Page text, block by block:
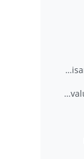
Lucisano, Pensieri sull'educazione
Responsabilità sociale, valutazione e ricerca educativa